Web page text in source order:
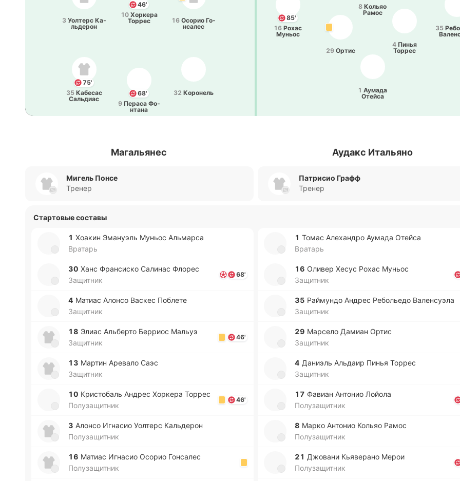
46'
10 Хо­рке­ра
Торрес
3 Уо­лтерс Ка­
льде­рон
16 Осорио Го­
нса­лес
68'
9 Пераса Фо­
нта­на
32 Ко­ро­нель
75'
35 Ка­бе­сас
Са­льдиас
1 Аумада
Отейса
85'
16 Рохас
Муньос
35
29 Ортис
4 Пинья
Торрес
8 Кольяо
Рамос
Магальянес Аудакс Итальяно
Мигель Понсе
Тренер
Патрисио Графф
Тренер
Стартовые составы
1 Хоакин Эма­нуэль Муньос Альма­рса
Вратарь
30 Ханс Фра­нси­ско Са­ли­нас Флорес
Защитник
68'
4 Матиас Алонсо Васкес По­бле­те
Защитник
18 Элиас Альбе­рто Бе­рриос Мальуэ
Защитник
46'
13 Мартин Аре­ва­ло Саэс
Защитник
10 Кри­сто­баль Андрес Хо­рке­ра Торрес
Полузащитник
46'
3 Алонсо Игна­сио Уо­лтерс Ка­льде­рон
Полузащитник
16 Матиас Игна­сио Осорио Го­нса­лес
Полузащитник
1 Томас Але­ха­ндро Аумада Отейса
Вратарь
16 Оливер Хесус Рохас Муньос
Защитник
35 Рай­му­ндо Андрес Ре­бо­лье­до Ва­ле­нсуэ­ла
Защитник
29 Ма­рсе­ло Дамиан Ортис
Защитник
4 Да­ниэль Альдаир Пинья Торрес
Защитник
17 Фавиан Анто­нио Лойола
Полузащитник
8 Марко Анто­нио Кольяо Рамос
Полузащитник
21 Джо­ва­ни Кья­ве­ра­но Мерои
Полузащитник